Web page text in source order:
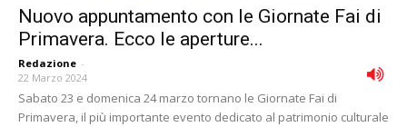
Nuovo appuntamento con le Giornate Fai di
Primavera. Ecco le aperture...
Redazione -
22 Marzo 2024
Sabato 23 e domenica 24 marzo tornano le Giornate Fai di
Primavera, il più importante evento dedicato al patrimonio culturale